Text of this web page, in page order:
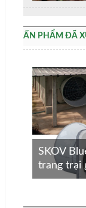
ẤN PHẨM ĐÃ
SKOV
trang trại